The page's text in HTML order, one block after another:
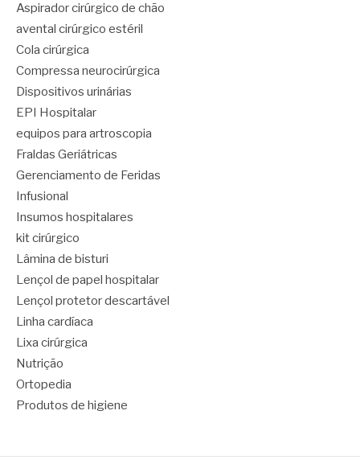
Aspirador cirúrgico de chão
avental cirúrgico estéril
Cola cirúrgica
Compressa neurocirúrgica
Dispositivos urinárias
EPI Hospitalar
equipos para artroscopia
Fraldas Geriátricas
Gerenciamento de Feridas
Infusional
Insumos hospitalares
kit cirúrgico
Lâmina de bisturi
Lençol de papel hospitalar
Lençol protetor descartável
Linha cardíaca
Lixa cirúrgica
Nutrição
Ortopedia
Produtos de higiene